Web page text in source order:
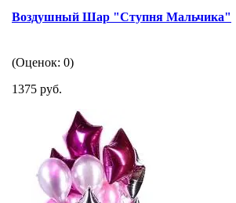
Воздушный Шар "Ступня Мальчика"
(Оценок: 0)
1375 руб.